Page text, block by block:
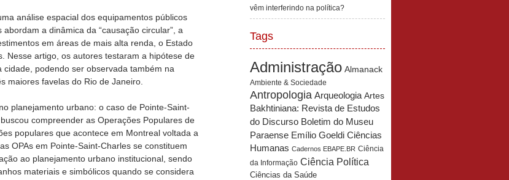
análise espacial dos equipamentos públicos
a dinâmica da “causação circular”, a
em áreas de mais alta renda, o Estado
Nesse artigo, os autores testaram a hipótese de
podendo ser observada também na
maiores favelas do Rio de Janeiro.
planejamento urbano: o caso de Pointe-Saint-
compreender as Operações Populares de
populares que acontece em Montreal voltada a
OPAs em Pointe-Saint-Charles se constituem
ao planejamento urbano institucional, sendo
materiais e simbólicos quando se considera
vêm interferindo na política?
Tags
Administração Almanack
Ambiente & Sociedade
Antropologia Arqueologia Artes
Bakhtiniana: Revista de Estudos
do Discurso Boletim do Museu
Paraense Emílio Goeldi Ciências
Humanas Cadernos EBAPE.BR Ciência
da Informação Ciência Política
Ciências da Saúde